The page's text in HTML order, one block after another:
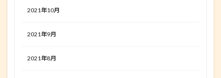
2021年10月
2021年9月
2021年8月